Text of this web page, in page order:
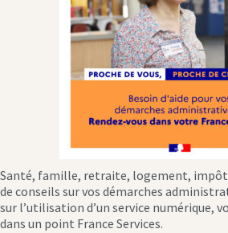
Santé, famille, retraite, logement,
de conseils sur vos démarches
sur l’utilisation d’un service numérique,
dans un point France Services.